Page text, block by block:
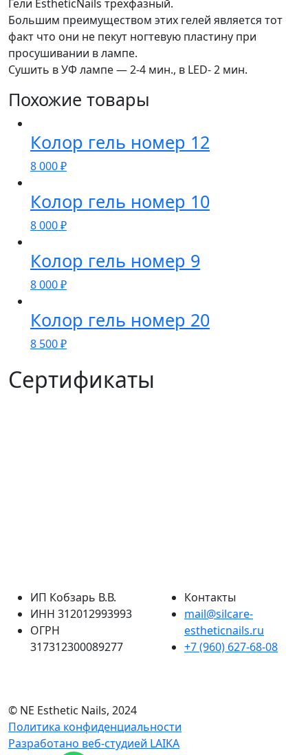
Гели EstheticNails трехфазный.
Большим преимуществом этих гелей является тот
факт что они не пекут ногтевую пластину при
просушивании в лампе.
Сушить в УФ лампе — 2-4 мин., в LED- 2 мин.
Похожие товары
Колор гель номер 12
8 000₽
Колор гель номер 10
8 000₽
Колор гель номер 9
8 000₽
Колор гель номер 20
8 500₽
Сертификаты
ИП Кобзарь В.В.
ИНН 312012993993
ОГРН
317312300089277
Контакты
mail@silcare-
estheticnails.ru
+7 (960) 627-68-08
© NE Esthetic Nails, 2024
Политика конфиденциальности
Разработано веб-студией LAIKA